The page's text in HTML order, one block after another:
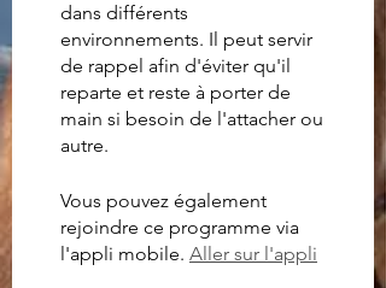
dans différents
environnements. Il peut servir
de rappel afin d'éviter qu'il
reparte et reste à porter de
main si besoin de l'attacher ou
Vous pouvez également
rejoindre ce programme via
l'appli mobile. Aller sur l'appli